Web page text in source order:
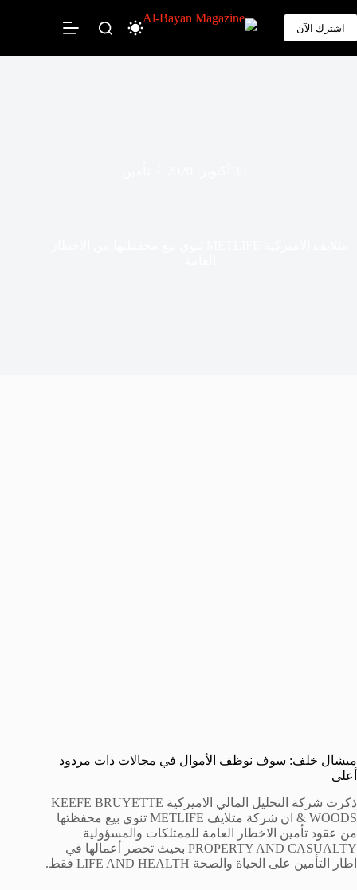
إلى
المحتوى
اشترك الآن
ميشال خلف: سوف نوظف الأموال في مجالات ذات مردود
أعلى
ذكرت شركة التحليل المالي الاميركية KEEFE BRUYETTE
& WOODS ان شركة متلايف METLIFE تنوي بيع محفظتها
من عقود تأمين الاخطار العامة للممتلكات والمسؤولية
PROPERTY AND CASUALTY بحيث تحصر أعمالها في
اطار التأمين على الحياة والصحة LIFE AND HEALTH فقط.